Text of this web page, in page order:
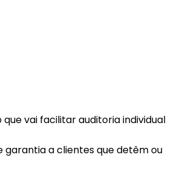
que vai facilitar auditoria individual
garantia a clientes que detêm ou